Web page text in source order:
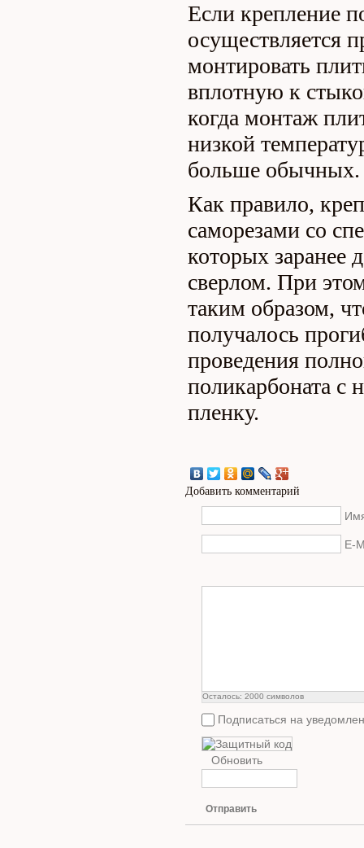
Если крепление
осуществляется
монтировать
вплотную к
когда монтаж
низкой
больше обычных.
Как правило,
саморезами со
которых заранее
сверлом. При
таким образом,
получалось
проведения
поликарбоната с
пленку.
Добавить комментарий
E-
Осталось: 2000 символов
Подписаться на
Обновить
Отправить